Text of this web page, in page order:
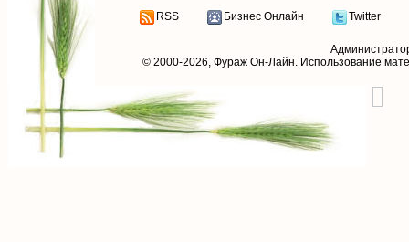
RSS Бизнес Онлайн Twitter
© 2000-2026, Фураж Он-Лайн. Использование